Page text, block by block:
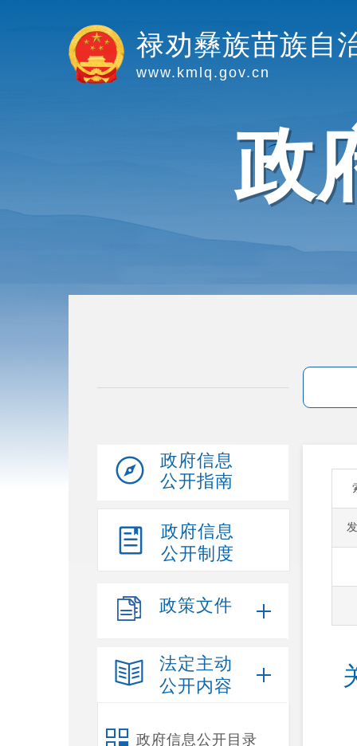
禄劝彝族苗族自
www.kmlq.gov.cn
政
政府信息
公开指南
政府信息
公开制度
政策文件
法定主动
公开内容
政府信息公开目录